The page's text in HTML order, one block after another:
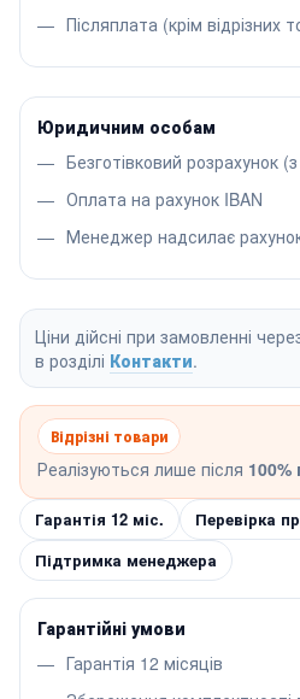
Післяплата (крім відрізних
Юридичним особам
Безготівковий розрахунок
Оплата на рахунок IBAN
Менеджер надсилає
Ціни дійсні при замовленні
в розділі Контакти.
Відрізні товари
Реалізуються лише після 100%
Гарантія 12 міс.
Перевірка
Підтримка менеджера
Гарантійні умови
Гарантія 12 місяців